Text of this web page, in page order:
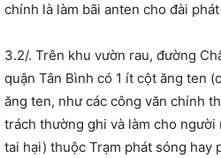
chính là làm bãi anten cho đài
3.2/. Trên khu vườn rau, đường
quận Tân Bình có 1 ít cột ăng ten
ăng ten, như các công văn chính
trách thường ghi và làm cho người
tai hại) thuộc Trạm phát sóng hay